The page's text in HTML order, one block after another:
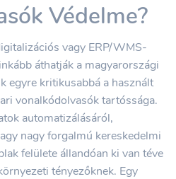
Védelme?
vagy ERP/WMS-
áthatják a magyarországi
egyre kritikusabbá a használt
vonalkódolvasók tartóssága.
automatizálásáról,
nagy forgalmú kereskedelmi
felülete állandóan ki van téve
tényezőknek. Egy